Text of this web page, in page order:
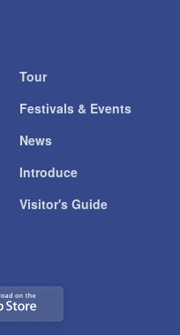
Tour
Festivals & Events
News
Introduce
Visitor's Guide